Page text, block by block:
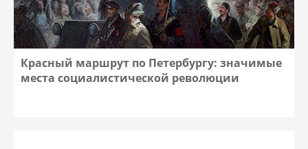
Красный маршрут по Петербургу: значимые
места социалистической революции